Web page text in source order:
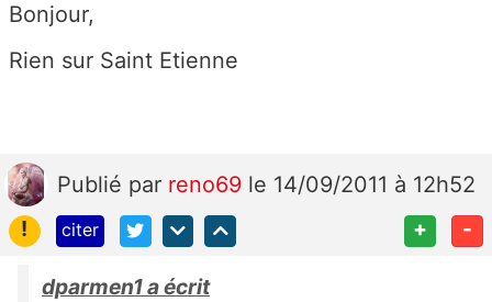
Bonjour,
Rien sur Saint Etienne
Publié par reno69 le 14/09/2011 à 12h52
!
citer + -
dparmen1 a écrit